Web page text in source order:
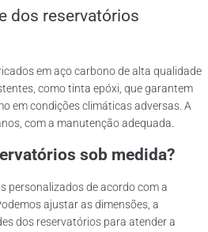
dos reservatórios
em aço carbono de alta qualidade
como tinta epóxi, que garantem
em condições climáticas adversas. A
com a manutenção adequada.
sob medida?
personalizados de acordo com a
ajustar as dimensões, a
dos reservatórios para atender a